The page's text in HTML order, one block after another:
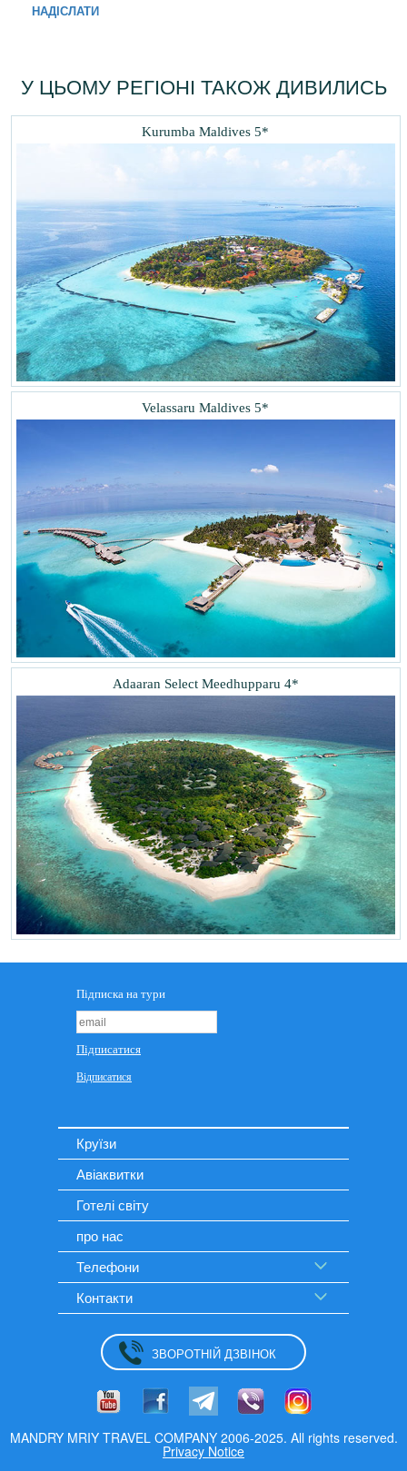
НАДІСЛАТИ
У ЦЬОМУ РЕГІОНІ ТАКОЖ ДИВИЛИСЬ
Kurumba Maldives 5*
Velassaru Maldives 5*
Adaaran Select Meedhupparu 4*
Круїзи
Авіаквитки
Готелі світу
про нас
Телефони
Контакти
ЗВОРОТНІЙ ДЗВІНОК
MANDRY MRIY TRAVEL COMPANY 2006-2025. All rights reserved.
Privacy Notice